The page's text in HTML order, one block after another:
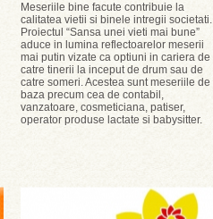
Meseriile bine facute contribuie la
calitatea vietii si binele intregii societati.
Proiectul “Sansa unei vieti mai bune”
aduce in lumina reflectoarelor meserii
mai putin vizate ca optiuni in cariera de
catre tinerii la inceput de drum sau de
catre someri. Acestea sunt meseriile de
baza precum cea de contabil,
vanzatoare, cosmeticiana, patiser,
operator produse lactate si babysitter.